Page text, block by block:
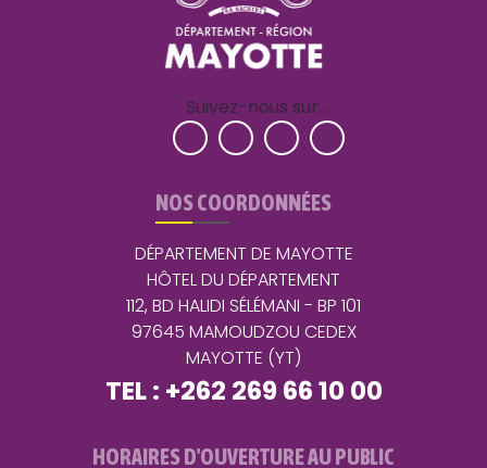
Suivez-nous sur…
NOS COORDONNÉES
DÉPARTEMENT DE MAYOTTE
HÔTEL DU DÉPARTEMENT
112, BD HALIDI SÉLÉMANI - BP 101
97645 MAMOUDZOU CEDEX
MAYOTTE (YT)
TEL : +262 269 66 10 00
HORAIRES D'OUVERTURE AU PUBLIC